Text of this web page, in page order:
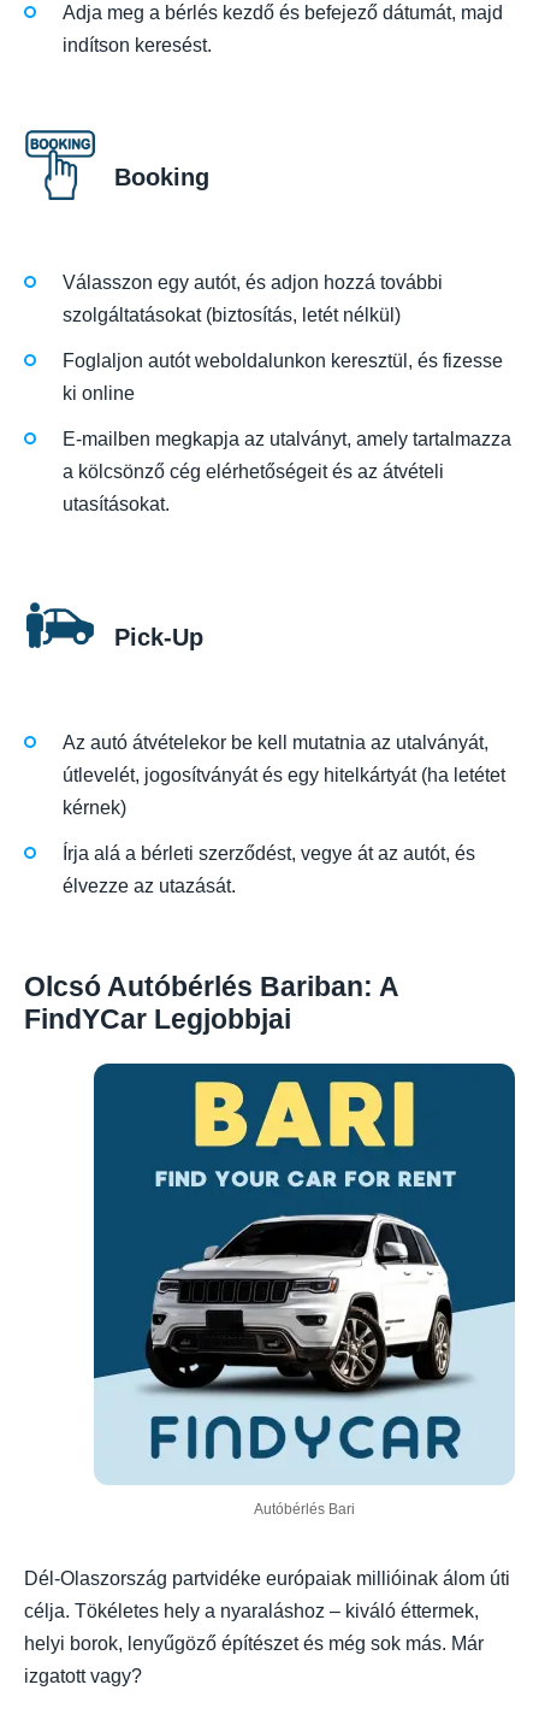
Adja meg a bérlés kezdő és befejező dátumát, majd
indítson keresést.
Booking
Válasszon egy autót, és adjon hozzá további
szolgáltatásokat (biztosítás, letét nélkül)
Foglaljon autót weboldalunkon keresztül, és fizesse
ki online
E-mailben megkapja az utalványt, amely tartalmazza
a kölcsönző cég elérhetőségeit és az átvételi
utasításokat.
Pick-Up
Az autó átvételekor be kell mutatnia az utalványát,
útlevelét, jogosítványát és egy hitelkártyát (ha letétet
kérnek)
Írja alá a bérleti szerződést, vegye át az autót, és
élvezze az utazását.
Olcsó Autóbérlés Bariban: A
FindYCar Legjobbjai
Autóbérlés Bari
Dél-Olaszország partvidéke európaiak millióinak álom úti
célja. Tökéletes hely a nyaraláshoz – kiváló éttermek,
helyi borok, lenyűgöző építészet és még sok más. Már
izgatott vagy?